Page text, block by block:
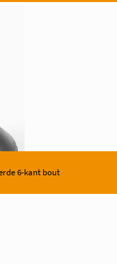
6-kant bout